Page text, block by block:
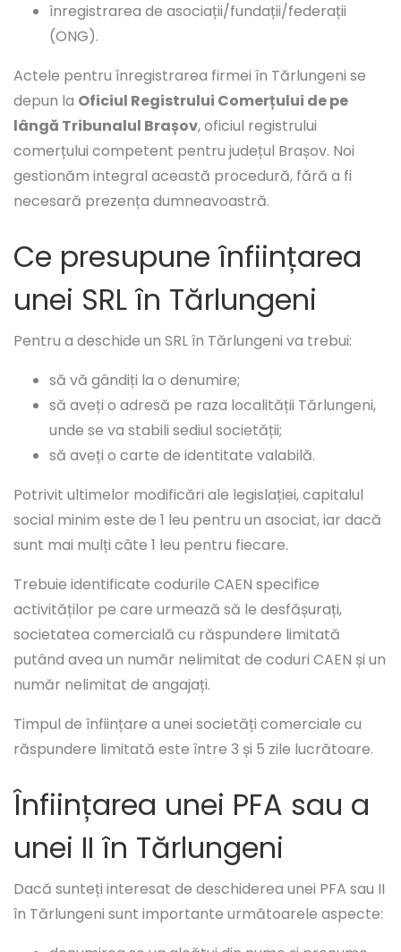
înregistrarea de asociații/fundații/federații
(ONG).
Actele pentru înregistrarea firmei în Tărlungeni se
depun la Oficiul Registrului Comerțului de pe
lângă Tribunalul Brașov, oficiul registrului
comerțului competent pentru județul Brașov. Noi
gestionăm integral această procedură, fără a fi
necesară prezența dumneavoastră.
Ce presupune înființarea
unei SRL în Tărlungeni
Pentru a deschide un SRL în Tărlungeni va trebui:
să vă gândiți la o denumire;
să aveți o adresă pe raza localității Tărlungeni,
unde se va stabili sediul societății;
să aveți o carte de identitate valabilă.
Potrivit ultimelor modificări ale legislației, capitalul
social minim este de 1 leu pentru un asociat, iar dacă
sunt mai mulți câte 1 leu pentru fiecare.
Trebuie identificate codurile CAEN specifice
activităților pe care urmează să le desfășurați,
societatea comercială cu răspundere limitată
putând avea un număr nelimitat de coduri CAEN și un
număr nelimitat de angajați.
Timpul de înființare a unei societăți comerciale cu
răspundere limitată este între 3 și 5 zile lucrătoare.
Înființarea unei PFA sau a
unei II în Tărlungeni
Dacă sunteți interesat de deschiderea unei PFA sau II
în Tărlungeni sunt importante următoarele aspecte: